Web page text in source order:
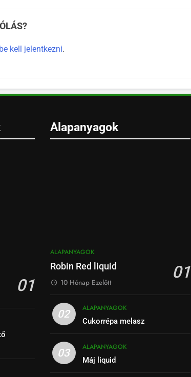
be kell jelentkezni.
01
Alapanyagok
ALAPANYAGOK
Robin Red liquid 01
10 Hónap Ezelőtt
02
ALAPANYAGOK
Cukorrépa melasz
03
ALAPANYAGOK
Máj liquid